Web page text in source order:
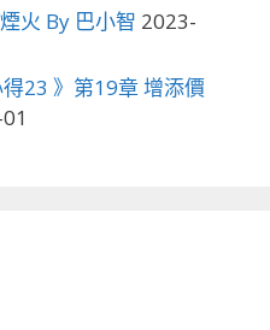
火 By 巴小智 2023-
23 》第19章 增添價